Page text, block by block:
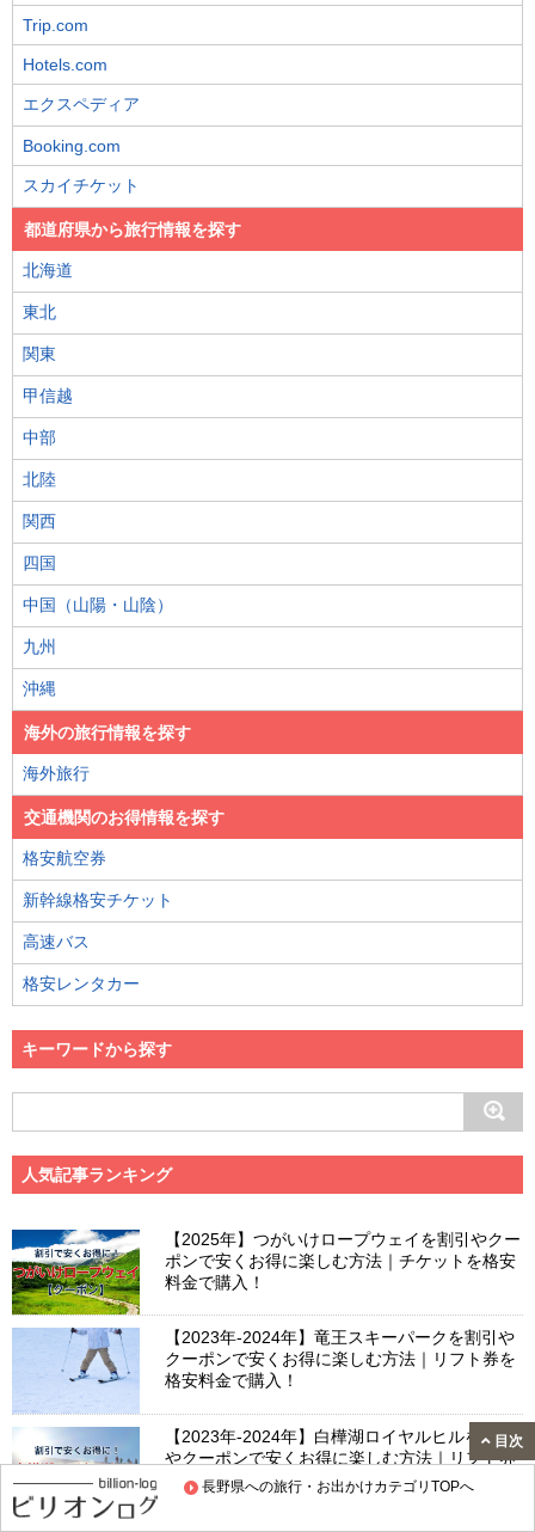
長野県への旅行・お出かけカテゴリTOPへ
Trip.com
Hotels.com
エクスペディア
Booking.com
スカイチケット
都道府県から旅行情報を探す
北海道
東北
関東
甲信越
中部
北陸
関西
四国
中国（山陽・山陰）
九州
沖縄
海外の旅行情報を探す
海外旅行
交通機関のお得情報を探す
格安航空券
新幹線格安チケット
高速バス
格安レンタカー
キーワードから探す
人気記事ランキング
【2025年】つがいけロープウェイを割引やクー
ポンで安くお得に楽しむ方法｜チケットを格安
料金で購入！
【2023年-2024年】竜王スキーパークを割引や
クーポンで安くお得に楽しむ方法｜リフト券を
格安料金で購入！
【2023年-2024年】白樺湖ロイヤルヒルを割引
やクーポンで安くお得に楽しむ方法｜リフト券
を格安料金で購入！
目次